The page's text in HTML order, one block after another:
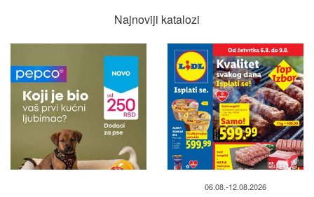
Najnoviji katalozi
06.08.-12.08.2026